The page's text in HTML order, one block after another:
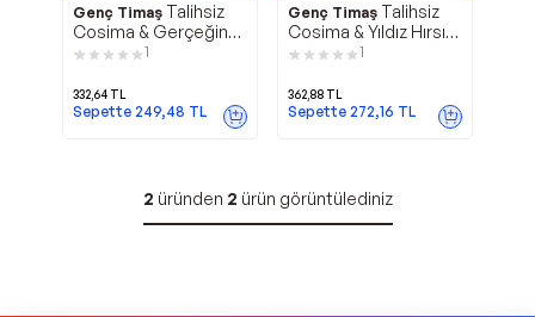
Genç Timaş Talihsiz
Cosima & Gerçeğin
Peşinde - Genç
1
332,64 TL
Sepette 249,48 TL
Genç Timaş Talihsiz
Cosima & Yıldız Hırsızı
- Genç Timaş
1
362,88 TL
Sepette 272,16 TL
2 üründen 2 ürün görüntülediniz